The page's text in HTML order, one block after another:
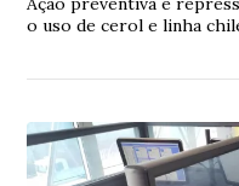
o uso de cerol e linha